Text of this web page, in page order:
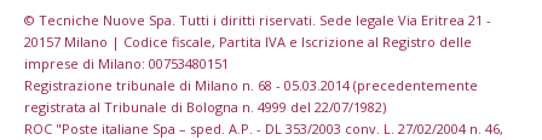
© Tecniche Nuove Spa. Tutti i diritti riservati. Sede legale Via Eritrea 21 -
20157 Milano | Codice fiscale, Partita IVA e Iscrizione al Registro delle
imprese di Milano: 00753480151
Registrazione tribunale di Milano n. 68 - 05.03.2014 (precedentemente
registrata al Tribunale di Bologna n. 4999 del 22/07/1982)
ROC "Poste italiane Spa – sped. A.P. - DL 353/2003 conv. L. 27/02/2004 n. 46,